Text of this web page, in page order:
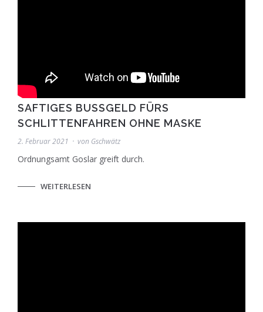
SAFTIGES BUSSGELD FÜRS S
CHLITTENFAHREN OHNE MASKE
2. Februar 2021 von Gschwätz
Ordnungsamt Goslar greift durch.
WEITERLESEN